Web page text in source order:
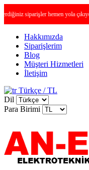
siparişler hemen yola çıkıyor!
Hakkımızda
Siparişlerim
Blog
Müşteri Hizmetleri
İletişim
Türkçe / TL
Dil
Para Birimi